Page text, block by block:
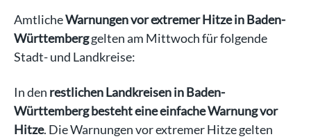
AmtlicheWarnungen vor extremer Hitze in Baden-
Württemberggelten am Mittwoch für folgende
Stadt- und Landkreise:
In den restlichen Landkreisen in Baden-
Württemberg besteht eine einfache Warnung vor
Hitze. Die Warnungen vor extremer Hitze gelten